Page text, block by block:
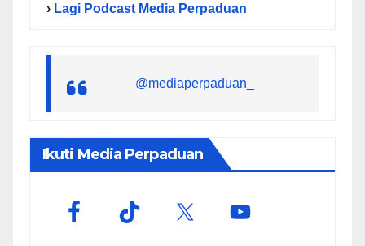
› Lagi Podcast Media Perpaduan
@mediaperpaduan_
Ikuti Media Perpaduan